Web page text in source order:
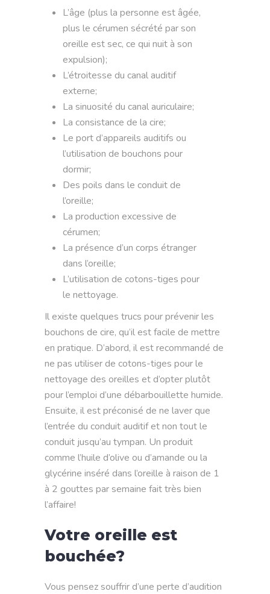
L’âge (plus la personne est âgée,
plus le cérumen sécrété par son
oreille est sec, ce qui nuit à son
expulsion);
L’étroitesse du canal auditif
externe;
La sinuosité du canal auriculaire;
La consistance de la cire;
Le port d’appareils auditifs ou
l’utilisation de bouchons pour
dormir;
Des poils dans le conduit de
l’oreille;
La production excessive de
cérumen;
La présence d’un corps étranger
dans l’oreille;
L’utilisation de cotons-tiges pour
le nettoyage.
Il existe quelques trucs pour prévenir les
bouchons de cire, qu’il est facile de mettre
en pratique. D’abord, il est recommandé de
ne pas utiliser de cotons-tiges pour le
nettoyage des oreilles et d’opter plutôt
pour l’emploi d’une débarbouillette humide.
Ensuite, il est préconisé de ne laver que
l’entrée du conduit auditif et non tout le
conduit jusqu’au tympan. Un produit
comme l’huile d’olive ou d’amande ou la
glycérine inséré dans l’oreille à raison de 1
à 2 gouttes par semaine fait très bien
l’affaire!
Votre oreille est
bouchée?
Vous pensez souffrir d’une perte d’audition